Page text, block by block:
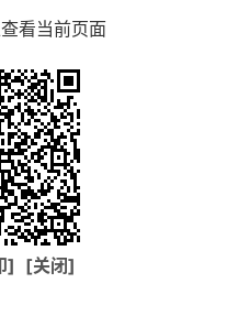
看当前页面
] [关闭]